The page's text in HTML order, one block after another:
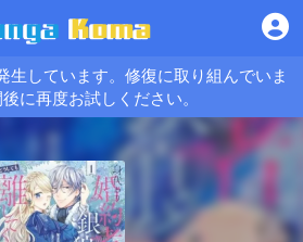
生しています。修復に取り組んでいま
に再度お試しください。